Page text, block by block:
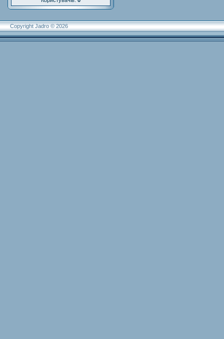
Copyright Jadro © 2026